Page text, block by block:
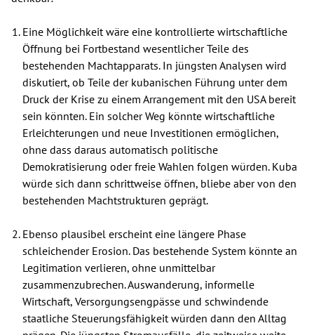
Eine Möglichkeit wäre eine kontrollierte wirtschaftliche
Öffnung bei Fortbestand wesentlicher Teile des
bestehenden Machtapparats. In jüngsten Analysen wird
diskutiert, ob Teile der kubanischen Führung unter dem
Druck der Krise zu einem Arrangement mit den USA bereit
sein könnten. Ein solcher Weg könnte wirtschaftliche
Erleichterungen und neue Investitionen ermöglichen,
ohne dass daraus automatisch politische
Demokratisierung oder freie Wahlen folgen würden. Kuba
würde sich dann schrittweise öffnen, bliebe aber von den
bestehenden Machtstrukturen geprägt.
Ebenso plausibel erscheint eine längere Phase
schleichender Erosion. Das bestehende System könnte an
Legitimation verlieren, ohne unmittelbar
zusammenzubrechen. Auswanderung, informelle
Wirtschaft, Versorgungsengpässe und schwindende
staatliche Steuerungsfähigkeit würden dann den Alltag